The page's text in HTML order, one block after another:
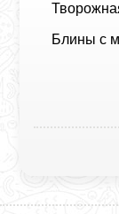
Блины с